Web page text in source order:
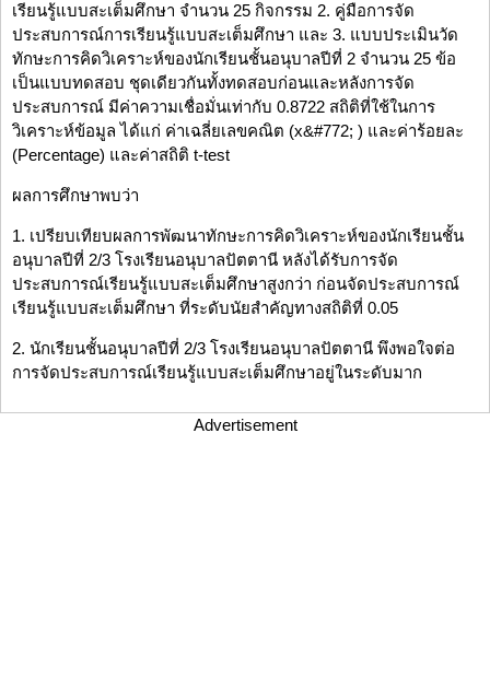
เรียนรู้แบบสะเต็มศึกษา จำนวน 25 กิจกรรม 2. คู่มือการจัด
ประสบการณ์การเรียนรู้แบบสะเต็มศึกษา และ 3. แบบประเมินวัด
ทักษะการคิดวิเคราะห์ของนักเรียนชั้นอนุบาลปีที่ 2 จำนวน 25 ข้อ
เป็นแบบทดสอบ ชุดเดียวกันทั้งทดสอบก่อนและหลังการจัด
ประสบการณ์ มีค่าความเชื่อมั่นเท่ากับ 0.8722 สถิติที่ใช้ในการ
วิเคราะห์ข้อมูล ได้แก่ ค่าเฉลี่ยเลขคณิต (x&#772; ) และค่าร้อยละ
(Percentage) และค่าสถิติ t-test
ผลการศึกษาพบว่า
1. เปรียบเทียบผลการพัฒนาทักษะการคิดวิเคราะห์ของนักเรียนชั้น
อนุบาลปีที่ 2/3 โรงเรียนอนุบาลปัตตานี หลังได้รับการจัด
ประสบการณ์เรียนรู้แบบสะเต็มศึกษาสูงกว่า ก่อนจัดประสบการณ์
เรียนรู้แบบสะเต็มศึกษา ที่ระดับนัยสำคัญทางสถิติที่ 0.05
2. นักเรียนชั้นอนุบาลปีที่ 2/3 โรงเรียนอนุบาลปัตตานี พึงพอใจต่อ
การจัดประสบการณ์เรียนรู้แบบสะเต็มศึกษาอยู่ในระดับมาก
Advertisement